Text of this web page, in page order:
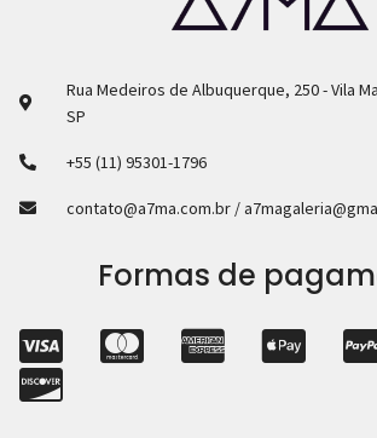
Rua Medeiros de Albuquerque, 250 - Vila
SP
+55 (11) 95301-1796
contato@a7ma.com.br /
Formas de